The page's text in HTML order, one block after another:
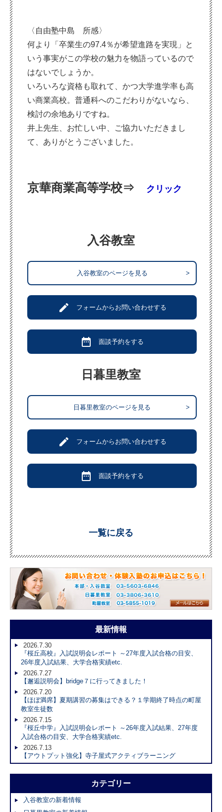
〈自由塾中島 所感〉
何より「卒業生の97.4％が希望進路を実現」と
いう事実がこの学校の魅力を物語っているので
はないでしょうか。
いろいろな資格も取れて、かつ大学進学率も高
い商業高校。普通科へのこだわりがないなら、
検討の余地ありですね。
井上先生、お忙しい中、ご協力いただきまし
て、ありがとうございました。
京華商業高等学校⇒ クリック
入谷教室
入谷教室のページを見る >
create フォームからお問い合わせする
date_range 面談予約をする
日暮里教室
日暮里教室のページを見る >
create フォームからお問い合わせする
date_range 面談予約をする
一覧に戻る
最新情報
2026.7.30
『桜丘高校』入試説明会レポート ～27年度入試合格の目安、
26年度入試結果、大学合格実績etc.
2026.7.27
【邂逅説明会】bridge７に行ってきました！
2026.7.20
【ほぼ満席】夏期講習の募集はできる？１学期終了時点の町屋
教室生徒数
2026.7.15
『桜丘中学』入試説明会レポート ～26年度入試結果、27年度
入試合格の目安、大学合格実績etc.
2026.7.13
【アウトプット強化】寺子屋式アクティブラーニング
カテゴリー
入谷教室の新着情報